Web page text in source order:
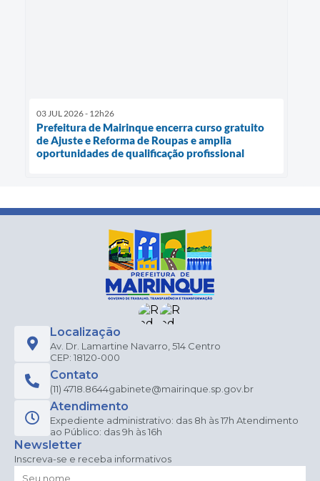
03 JUL 2026 - 12h26
Prefeitura de Mairinque encerra curso gratuito
de Ajuste e Reforma de Roupas e amplia
oportunidades de qualificação profissional
Localização
Av. Dr. Lamartine Navarro, 514 Centro
CEP: 18120-000
Contato
(11) 4718.8644gabinete@mairinque.sp.gov.br
Atendimento
Expediente administrativo: das 8h às 17h Atendimento
ao Público: das 9h às 16h
Newsletter
Inscreva-se e receba informativos